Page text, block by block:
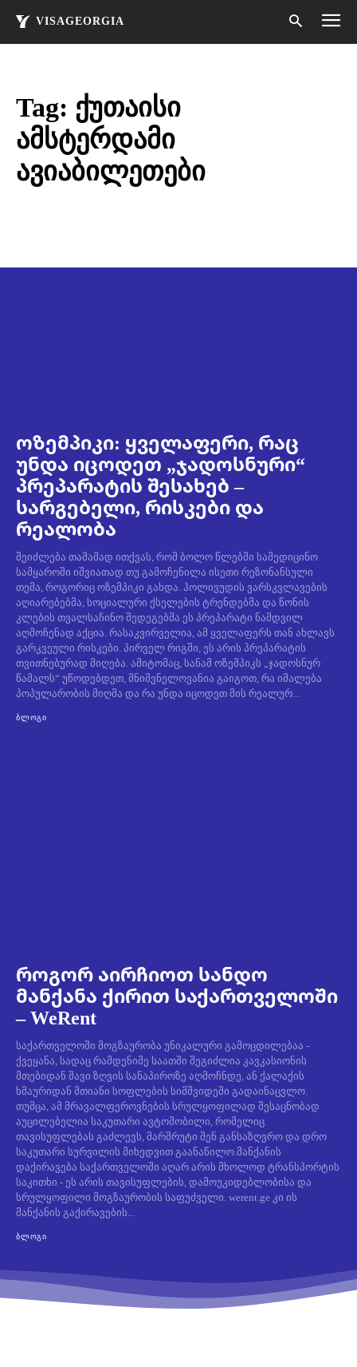
VISAGEORGIA
Tag: ქუთაისი
ამსტერდამი
ავიაბილეთები
ოზემპიკი: ყველაფერი, რაც
უნდა იცოდეთ „ჯადოსნური“
პრეპარატის შესახებ –
სარგებელი, რისკები და
რეალობა
შეიძლება თამამად ითქვას, რომ ბოლო წლებში სამედიცინო
სამყაროში იშვიათად თუ გამოჩენილა ისეთი რეზონანსული
თემა, როგორიც ოზემპიკი გახდა. ჰოლივუდის ვარსკვლავების
აღიარებებმა, სოციალური ქსელების ტრენდებმა და წონის
კლების თვალსაჩინო შედეგებმა ეს პრეპარატი ნამდვილ
აღმოჩენად აქცია. რასაკვირველია, ამ ყველაფერს თან ახლავს
გარკვეული რისკები. პირველ რიგში, ეს არის პრეპარატის
თვითნებურად მიღება. ამიტომაც, სანამ ოზემპიკს „ჯადოსნურ
წამალს“ უწოდებდეთ, მნიშვნელოვანია გაიგოთ, რა იმალება
პოპულარობის მიღმა და რა უნდა იცოდეთ მის რეალურ...
ᲑᲚᲝᲒᲘ
როგორ აირჩიოთ სანდო
მანქანა ქირით საქართველოში
– WeRent
საქართველოში მოგზაურობა უნიკალური გამოცდილებაა -
ქვეყანა, სადაც რამდენიმე საათში შეგიძლია კავკასიონის
მთებიდან შავი ზღვის სანაპიროზე აღმოჩნდე, ან ქალაქის
ხმაურიდან მთიანი სოფლების სიმშვიდეში გადაინაცვლო.
თუმცა, ამ მრავალფეროვნების სრულყოფილად შესაცნობად
აუცილებელია საკუთარი ავტომობილი, რომელიც
თავისუფლებას გაძლევს, მარშრუტი შენ განსაზღვრო და დრო
საკუთარი სურვილის მიხედვით გაანაწილო.მანქანის
დაქირავება საქართველოში აღარ არის მხოლოდ ტრანსპორტის
საკითხი - ეს არის თავისუფლების, დამოუკიდებლობისა და
სრულყოფილი მოგზაურობის საფუძველი. werent.ge კი ის
მანქანის გაქირავების...
ᲑᲚᲝᲒᲘ